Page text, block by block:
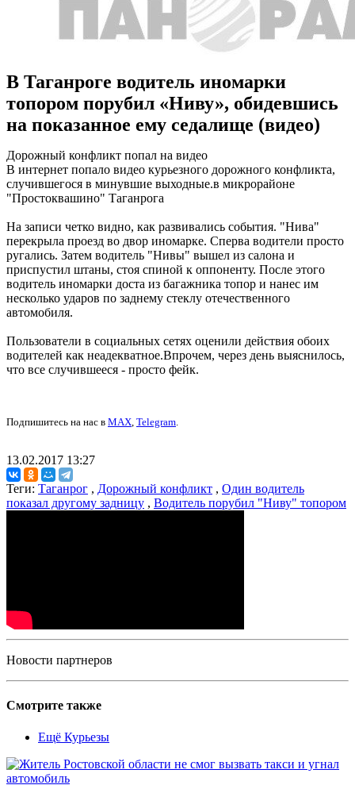
В Таганроге водитель иномарки
топором порубил «Ниву», обидевшись
на показанное ему седалище (видео)
Дорожный конфликт попал на видео
В интернет попало видео курьезного дорожного конфликта,
случившегося в минувшие выходные.в микрорайоне
"Простоквашино" Таганрога
На записи четко видно, как развивались события. "Нива"
перекрыла проезд во двор иномарке. Сперва водители просто
ругались. Затем водитель "Нивы" вышел из салона и
приспустил штаны, стоя спиной к оппоненту. После этого
водитель иномарки доста из багажника топор и нанес им
несколько ударов по заднему стеклу отечественного
автомобиля.
Пользователи в социальных сетях оценили действия обоих
водителей как неадекватное.Впрочем, через день выяснилось,
что все случившееся - просто фейк.
Подпишитесь на нас в MAX, Telegram.
13.02.2017 13:27
Теги: Таганрог , Дорожный конфликт , Один водитель
показал другому задницу , Водитель порубил "Ниву" топором
Новости партнеров
Смотрите также
Ещё Курьезы